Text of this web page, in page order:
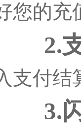
您的充
2.
支付结
3.